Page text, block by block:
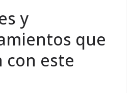
y
que
con este